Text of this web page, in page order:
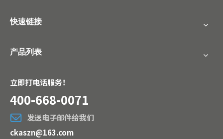
快速链接
产品列表
立即打电话服务！
400-668-0071
发送电子邮件给我们
ckaszn@163.com